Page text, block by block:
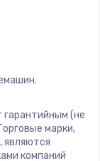
гарантийным (не
марки,
являются
компаний